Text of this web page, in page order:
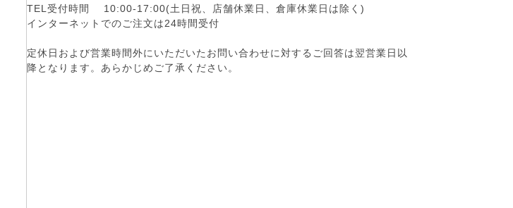
TEL受付時間 10:00-17:00(土日祝、店舗休業日、倉庫休業日は除く)
インターネットでのご注文は24時間受付
定休日および営業時間外にいただいたお問い合わせに対するご回答は翌営業日以
降となります。あらかじめご了承ください。